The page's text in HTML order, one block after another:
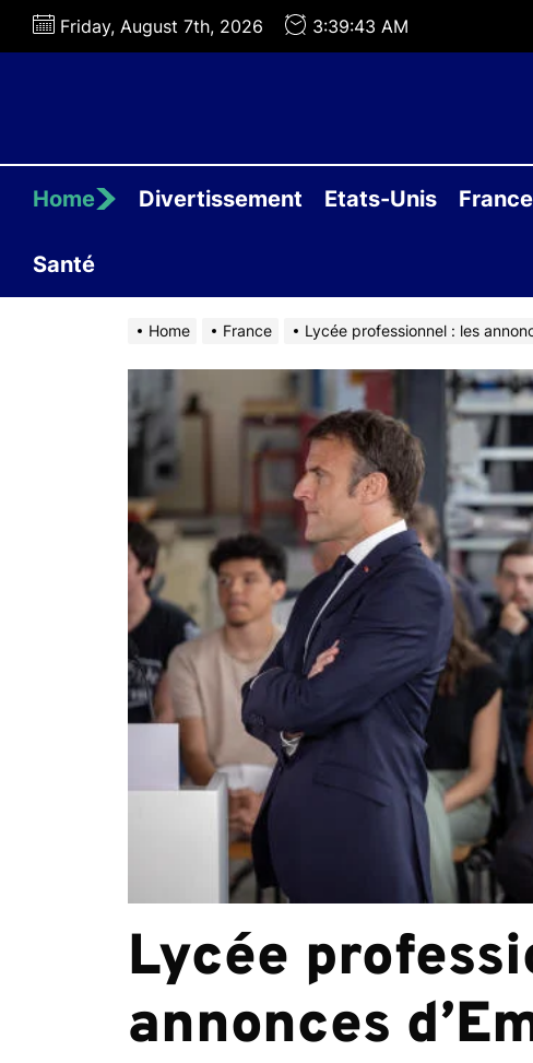
Skip
Friday, August 7th, 2026 3:39:44 AM
Home Divertissement Etats-Unis France
Santé
Home France Lycée professionnel : les
Lycée
annonces